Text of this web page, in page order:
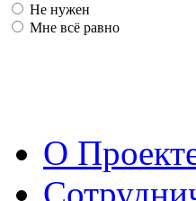
Не нужен
Мне всё равно
О